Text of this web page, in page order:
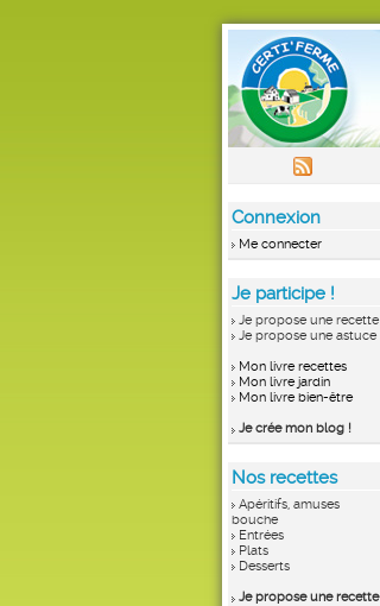
Connexion
Me connecter
Je participe !
Je propose une recette
Je propose une astuce
Mon livre recettes
Mon livre jardin
Mon livre bien-être
Je crée mon blog !
Nos recettes
Apéritifs, amuses
bouche
Entrées
Plats
Desserts
Je propose une recette